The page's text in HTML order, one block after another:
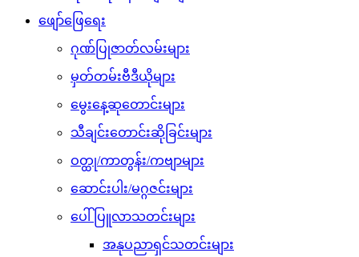
ဖျော်ဖြေရေး
ဂုဏ်ပြုဇာတ်လမ်းများ
မှတ်တမ်းဗီဒီယိုများ
မွေးနေ့ဆုတောင်းများ
သီချင်းတောင်းဆိုခြင်းများ
ဝတ္ထု/ကာတွန်း/ကဗျာများ
ဆောင်းပါး/မဂ္ဂဇင်းများ
ပေါ်ပြူလာသတင်းများ
အနုပညာရှင်သတင်းများ